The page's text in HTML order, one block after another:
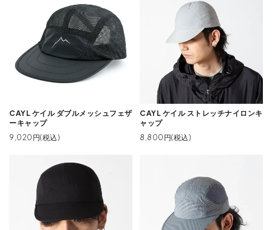
CAYL ケイル ダブルメッシュフェザ
ーキャップ
9,020円(税込)
CAYL ケイル ストレッチナイロンキ
ャップ
8,800円(税込)